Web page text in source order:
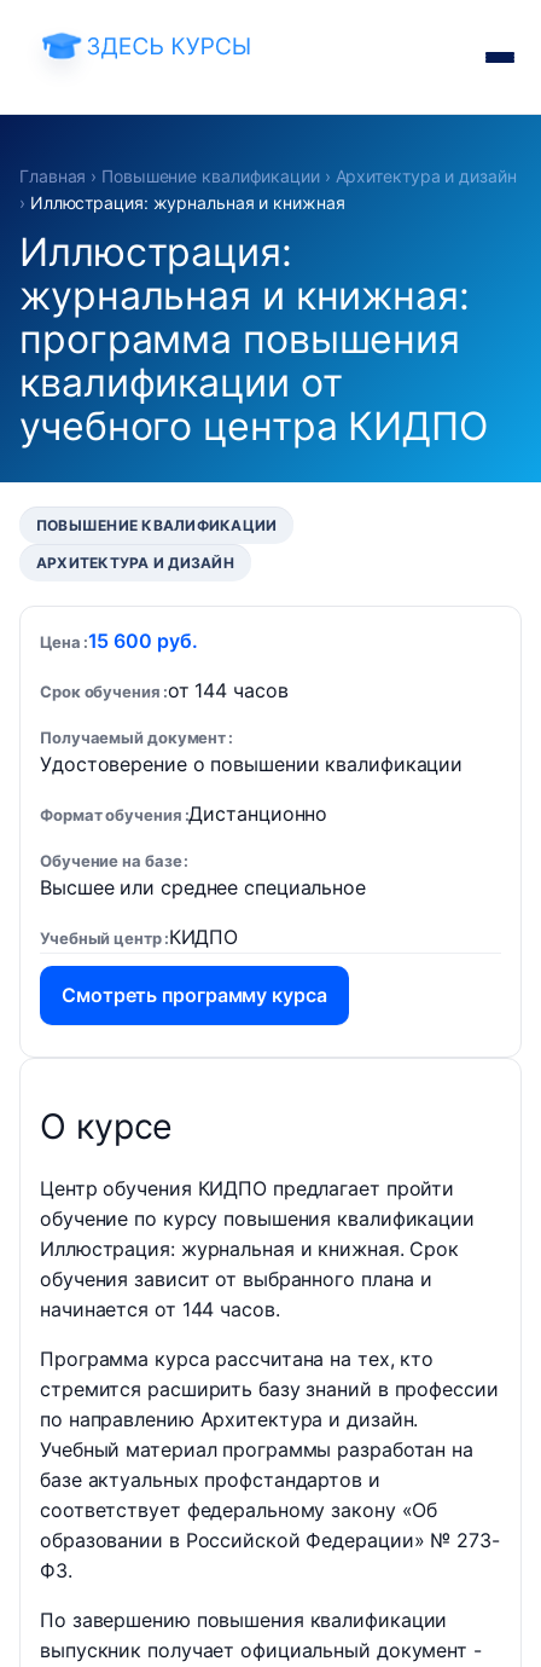
Главная › Повышение квалификации› Архитектура и дизайн
› Иллюстрация: журнальная и книжная
Иллюстрация:
журнальная и книжная:
программа повышения
квалификации от
учебного центра КИДПО
ПОВЫШЕНИЕ КВАЛИФИКАЦИИ
АРХИТЕКТУРА И ДИЗАЙН
Цена 15 600 руб.
Срок обучения от 144 часов
Получаемый документ
Удостоверение о повышении квалификации
Формат обучения Дистанционно
Обучение на базе
Высшее или среднее специальное
Учебный центр КИДПО
Смотреть программу курса
О курсе
Центр обучения КИДПО предлагает пройти
обучение по курсу повышения квалификации
Иллюстрация: журнальная и книжная. Срок
обучения зависит от выбранного плана и
начинается от 144 часов.
Программа курса рассчитана на тех, кто
стремится расширить базу знаний в профессии
по направлению Архитектура и дизайн.
Учебный материал программы разработан на
базе актуальных профстандартов и
соответствует федеральному закону «Об
образовании в Российской Федерации» № 273-
ФЗ.
По завершению повышения квалификации
выпускник получает официальный документ -